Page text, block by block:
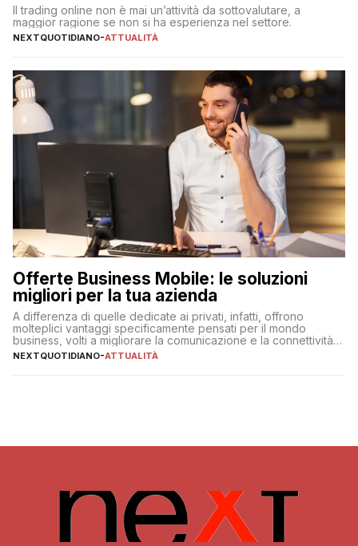
Il trading online non è mai un’attività da sottovalutare, a
maggior ragione se non si ha esperienza nel settore.
NEXTQUOTIDIANO-ATTUALITÀ
Offerte Business Mobile: le soluzioni
migliori per la tua azienda
A differenza di quelle dedicate ai privati, infatti, offrono
molteplici vantaggi specificamente pensati per il mondo
business, volti a migliorare la comunicazione e la connettività
degli utenti
NEXTQUOTIDIANO-ATTUALITÀ